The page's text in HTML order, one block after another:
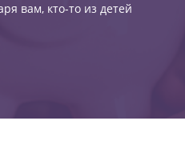
вам, кто-то из детей